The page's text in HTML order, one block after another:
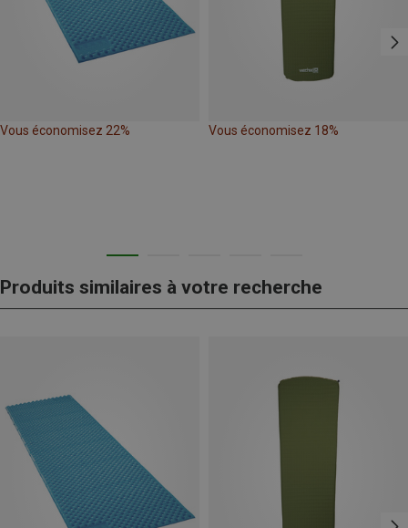
Vous économisez 22% Vous économisez 18%
Produits similaires à votre recherche